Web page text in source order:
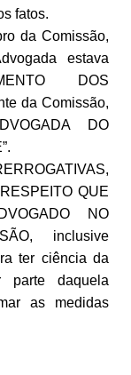
fatos.
da Comissão,
estava
DOS
da Comissão,
DO
QUE
NO
inclusive
ter ciência da
parte daquela
as medidas